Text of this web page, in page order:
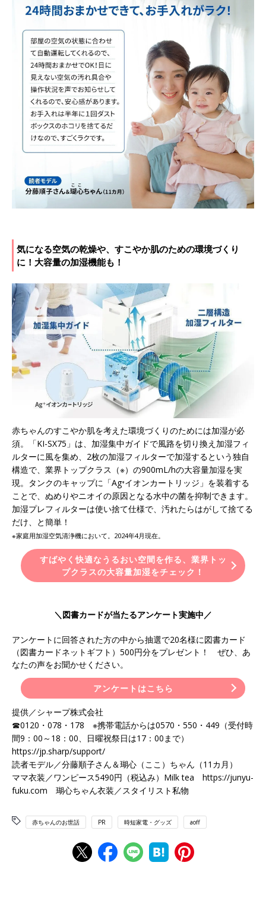
気になる空気の乾燥や、すこやか肌のための環境づくり
に！大容量の加湿機能も！
赤ちゃんのすこやか肌を考えた環境づくりのためには加湿が必
須。「KI-SX75」は、加湿集中ガイドで風路を切り換え加湿フィ
ルターに風を集め、2枚の加湿フィルターで加湿するという独自
構造で、業界トップクラス（※）の900mL/hの大容量加湿を実
現。タンクのキャップに「Ag⁺イオンカートリッジ」を装着する
ことで、ぬめりやニオイの原因となる水中の菌を抑制できます。
加湿プレフィルターは使い捨て仕様で、汚れたらはがして捨てる
だけ、と簡単！
※家庭用加湿空気清浄機において。2024年4月現在。
すばやく快適なうるおい空間を作る、業界トッ
プクラスの大容量加湿をチェック！
＼図書カードが当たるアンケート実施中／
アンケートに回答された方の中から抽選で20名様に図書カード
（図書カードネットギフト）500円分をプレゼント！ ぜひ、あ
なたの声をお聞かせください。
アンケートはこちら
提供／シャープ株式会社
☎0120・078・178 ※携帯電話からは0570・550・449（受付時
間9：00～18：00、日曜祝祭日は17：00まで）
https://jp.sharp/support/
読者モデル／分藤順子さん＆瑚心（ここ）ちゃん（11カ月）
ママ衣装／ワンピース5490円（税込み）Milk tea https://junyu-
fuku.com 瑚心ちゃん衣装／スタイリスト私物
赤ちゃんのお世話 PR 時短家電・グッズ aoff